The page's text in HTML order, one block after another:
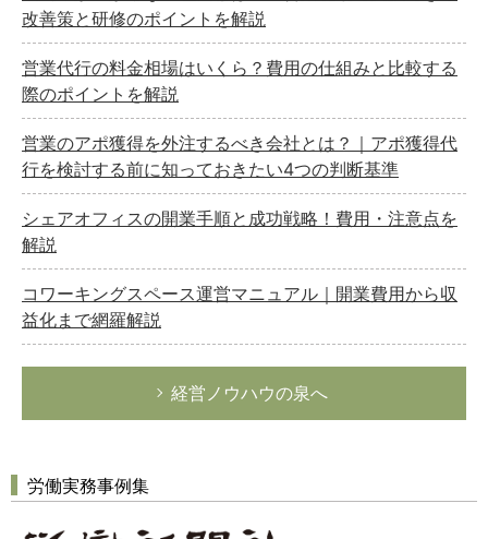
改善策と研修のポイントを解説
営業代行の料金相場はいくら？費用の仕組みと比較する
際のポイントを解説
営業のアポ獲得を外注するべき会社とは？｜アポ獲得代
行を検討する前に知っておきたい4つの判断基準
シェアオフィスの開業手順と成功戦略！費用・注意点を
解説
コワーキングスペース運営マニュアル｜開業費用から収
益化まで網羅解説
経営ノウハウの泉へ
労働実務事例集